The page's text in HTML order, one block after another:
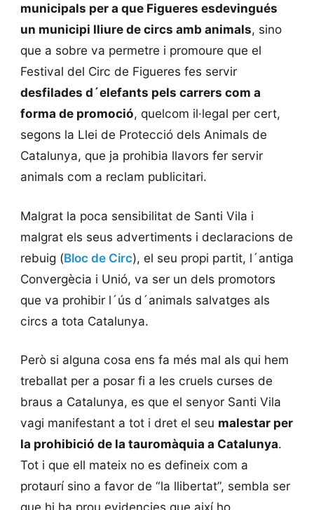
municipals per a que Figueres esdevingués
un municipi lliure de circs amb animals, sino
que a sobre va permetre i promoure que el
Festival del Circ de Figueres fes servir
desfilades d´elefants pels carrers com a
forma de promoció, quelcom il·legal per cert,
segons la Llei de Protecció dels Animals de
Catalunya, que ja prohibia llavors fer servir
animals com a reclam publicitari.
Malgrat la poca sensibilitat de Santi Vila i
malgrat els seus advertiments i declaracions de
rebuig (Bloc de Circ), el seu propi partit, l´antiga
Convergècia i Unió, va ser un dels promotors
que va prohibir l´ús d´animals salvatges als
circs a tota Catalunya.
Però si alguna cosa ens fa més mal als qui hem
treballat per a posar fi a les cruels curses de
braus a Catalunya, es que el senyor Santi Vila
vagi manifestant a tot i dret el seu malestar per
la prohibició de la tauromàquia a Catalunya.
Tot i que ell mateix no es defineix com a
protaurí sino a favor de “la llibertat”, sembla ser
que hi ha prou evidencies que així ho